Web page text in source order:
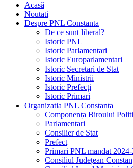
Acasă
Noutati
Despre PNL Constanta
De ce sunt liberal?
Istoric PNL
Istoric Parlamentari
Istoric Europarlamentari
Istoric Secretari de Stat
Istoric Ministrii
Istoric Prefecți
Istoric Primari
Organizatia PNL Constanta
Componența Biroului
Parlamentari
Consilier de Stat
Prefect
Primari PNL mandat
Consiliul Județean